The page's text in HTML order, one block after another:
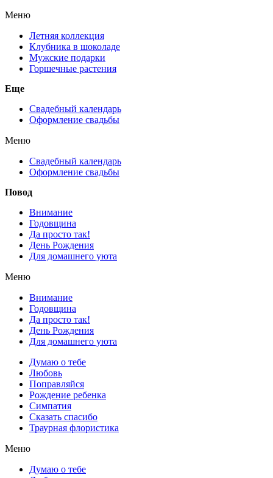
Меню
Летняя коллекция
Клубника в шоколаде
Мужские подарки
Горшечные растения
Еще
Свадебный календарь
Оформление свадьбы
Меню
Свадебный календарь
Оформление свадьбы
Повод
Внимание
Годовщина
Да просто так!
День Рождения
Для домашнего уюта
Меню
Внимание
Годовщина
Да просто так!
День Рождения
Для домашнего уюта
Думаю о тебе
Любовь
Поправляйся
Рождение ребенка
Симпатия
Сказать спасибо
Траурная флористика
Меню
Думаю о тебе